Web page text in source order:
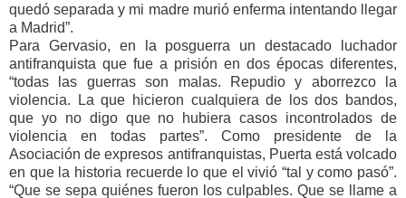
quedó separada y mi madre murió enferma intentando llegar
a Madrid”.
Para Gervasio, en la posguerra un destacado luchador
antifranquista que fue a prisión en dos épocas diferentes,
“todas las guerras son malas. Repudio y aborrezco la
violencia. La que hicieron cualquiera de los dos bandos,
que yo no digo que no hubiera casos incontrolados de
violencia en todas partes”. Como presidente de la
Asociación de expresos antifranquistas, Puerta está volcado
en que la historia recuerde lo que el vivió “tal y como pasó”.
“Que se sepa quiénes fueron los culpables. Que se llame a